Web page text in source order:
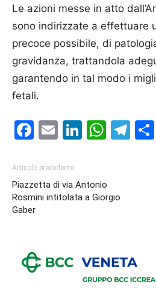
Le azioni messe in atto
sono indirizzate a effettuare
precoce possibile, di
gravidanza, trattandola
garantendo in tal modo i
fetali.
Facebook
EmailLinkedIn
Articolo precedente
Piazzetta di via Antonio
Rosmini intitolata a Giorgio
Gaber